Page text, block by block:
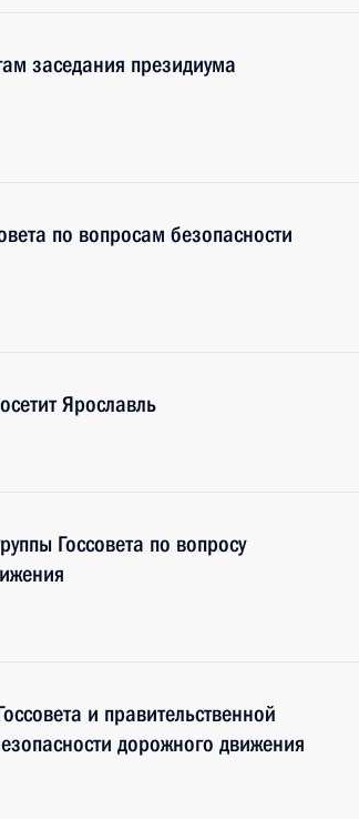
заседания президиума
по вопросам безопасности
Ярославль
Госсовета по вопросу
и правительственной
дорожного движения